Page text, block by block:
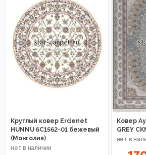
Круглый ковер Erdenet
HUNNU 6C1562-01 бежевый
(Монголия)
Ковер
GREY